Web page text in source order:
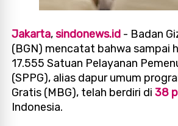
Jakarta,sindonews.id - Badan
(BGN) mencatat bahwa sampai
17.555 Satuan Pelayanan
(SPPG), alias dapur umum
Gratis (MBG), telah berdiri di38
Indonesia.